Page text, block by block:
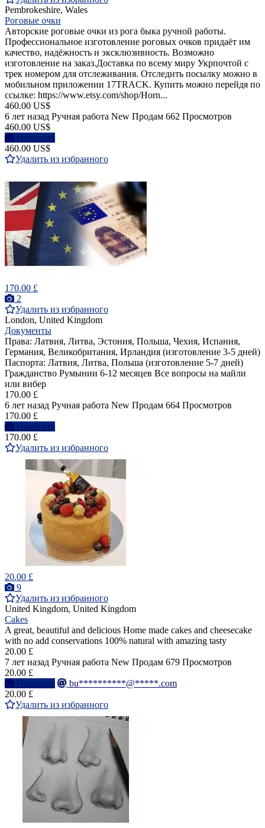
Pembrokeshire, Wales
Роговые очки
Авторские роговые очки из рога быка ручной работы.
Профессиональное изготовление роговых очков придаёт им
качество, надёжность и эксклюзивность. Возможно
изготовление на заказ.Доставка по всему миру Укрпочтой с
трек номером для отслеживания. Отследить посылку можно в
мобильном приложении 17TRACK. Купить можно перейдя по
ссылке: https://www.etsy.com/shop/Horn...
460.00 US$
6 лет назад Ручная работа New Продам 662 Просмотров
460.00 US$
Написать
460.00 US$
Удалить из избранного
170.00 £
2
Удалить из избранного
London, United Kingdom
Документы
Права: Латвия, Литва, Эстония, Польша, Чехия, Испания,
Германия, Великобритания, Ирландия (изготовление 3-5 дней)
Паспорта: Латвия, Литва, Польша (изготовление 5-7 дней)
Гражданство Румынии 6-12 месяцев Все вопросы на майли
или вибер
170.00 £
6 лет назад Ручная работа New Продам 664 Просмотров
170.00 £
Написать
170.00 £
Удалить из избранного
20.00 £
9
Удалить из избранного
United Kingdom, United Kingdom
Cakes
A great, beautiful and delicious Home made cakes and cheesecake
with no add conservations 100% natural with amazing tasty
20.00 £
7 лет назад Ручная работа New Продам 679 Просмотров
20.00 £
Написать
bu**********@*****.com
20.00 £
Удалить из избранного